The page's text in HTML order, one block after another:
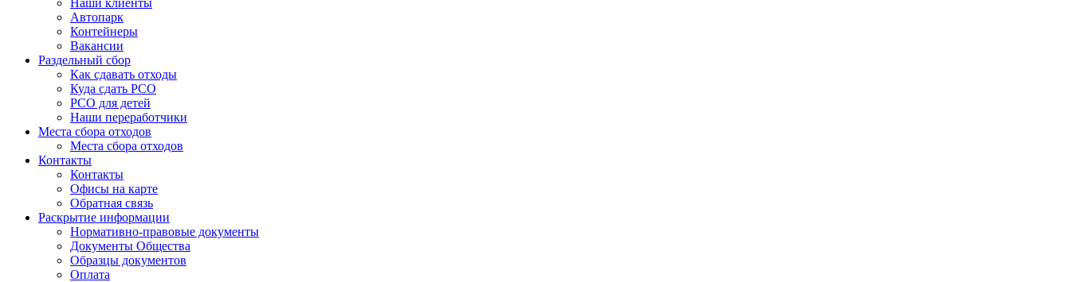
Наши клиенты
Автопарк
Контейнеры
Вакансии
Раздельный сбор
Как сдавать отходы
Куда сдать РСО
РСО для детей
Наши переработчики
Места сбора отходов
Места сбора отходов
Контакты
Контакты
Офисы на карте
Обратная связь
Раскрытие информации
Нормативно-правовые документы
Документы Общества
Образцы документов
Оплата